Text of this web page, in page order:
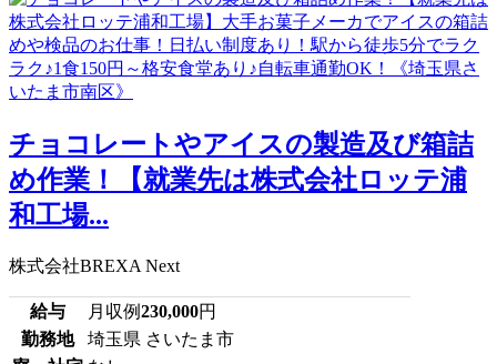
チョコレートやアイスの製造及び箱詰
め作業！【就業先は株式会社ロッテ浦
和工場...
株式会社BREXA Next
給与 月収例230,000円
勤務地
埼玉県 さいたま市